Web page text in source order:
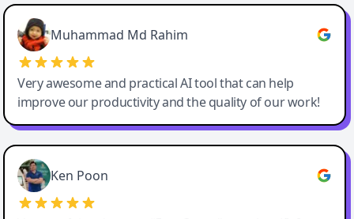
Easy-Peasy AI
Muhammad Md Rahim
Very awesome and practical AI tool that can help
improve our productivity and the quality of our work!
Ken Poon